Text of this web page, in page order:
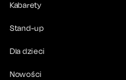
Kabarety
Stand-up
Dla dzieci
Nowości